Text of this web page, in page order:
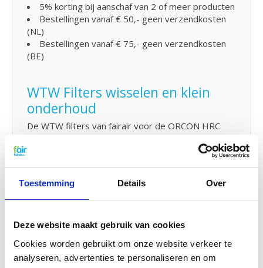
Toestemming Details Over
Deze website maakt gebruik van cookies
Cookies worden gebruikt om onze website verkeer te
analyseren, advertenties te personaliseren en om
5% korting bij aanschaf van 2 of meer producten
Bestellingen vanaf € 50,- geen verzendkosten
(NL)
Bestellingen vanaf € 75,- geen verzendkosten
(BE)
WTW Filters wisselen en klein
onderhoud
De WTW filters van fairair voor de ORCON HRC
vervangen en in uw WTW unit plaatsen. Bekijk
zelf uitvoeren door uw systeem met
probiotica
tussendoor te reinigen.
G4 Kwaliteit voor een G3 prijs
f'air G3 filters hebben een afvangst van 92%. De